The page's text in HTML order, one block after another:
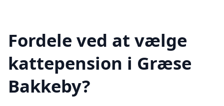
Fordele ved at vælge
kattepension i Græse
Bakkeby?